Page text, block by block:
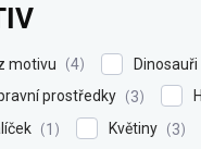
motivu 4 Dinosauři
prostředky
3
1 Květiny
3